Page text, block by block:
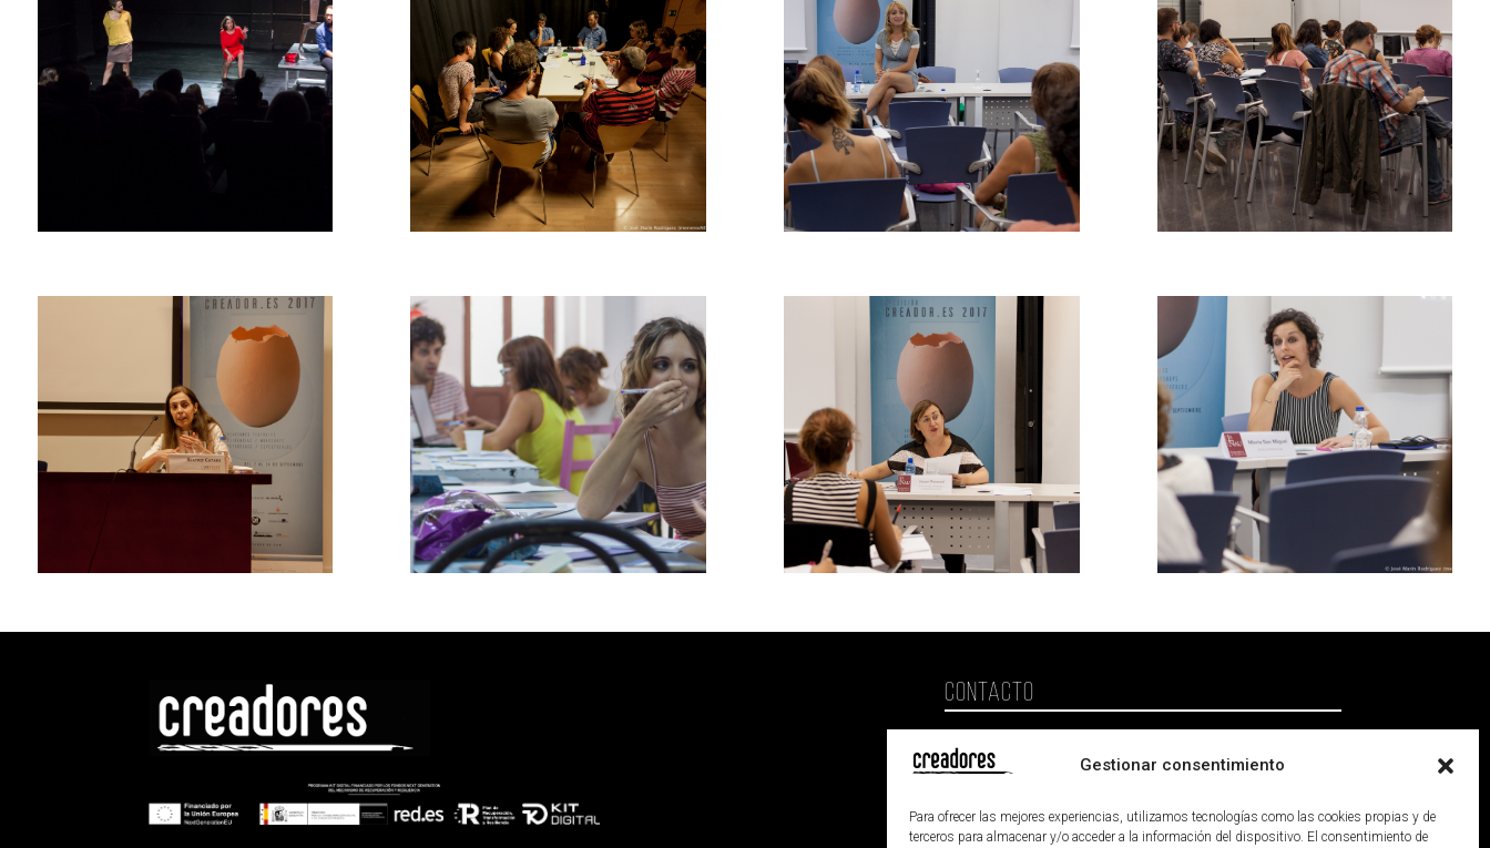
Gestionar consentimiento
Para ofrecer las mejores experiencias, utilizamos tecnologías como las cookies propias y de
terceros para almacenar y/o acceder a la información del dispositivo. El consentimiento de
CONTACTO
escenacreadores@gmail.com